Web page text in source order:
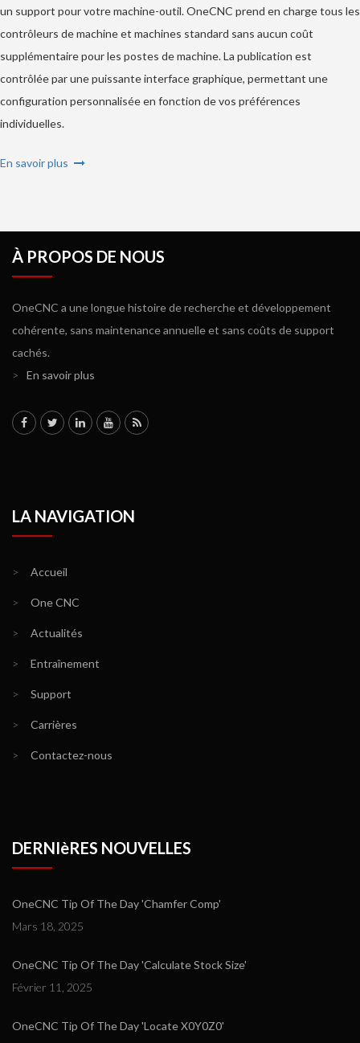
un support pour votre machine-outil. OneCNC prend en charge tous les
contrôleurs de machine et machines standard sans aucun coût
supplémentaire pour les postes de machine. La publication est
contrôlée par une puissante interface graphique, permettant une
configuration personnalisée en fonction de vos préférences
individuelles.
En savoir plus
À PROPOS DE NOUS
OneCNC a une longue histoire de recherche et développement
cohérente, sans maintenance annuelle et sans coûts de support
cachés.
>
En savoir plus
LA NAVIGATION
> Accueil
> One CNC
> Actualités
> Entraînement
> Support
> Carrières
> Contactez-nous
DERNIèRES NOUVELLES
OneCNC Tip Of The Day 'Chamfer Comp'
Mars 18, 2025
OneCNC Tip Of The Day 'Calculate Stock Size'
Février 11, 2025
OneCNC Tip Of The Day 'Locate X0Y0Z0'